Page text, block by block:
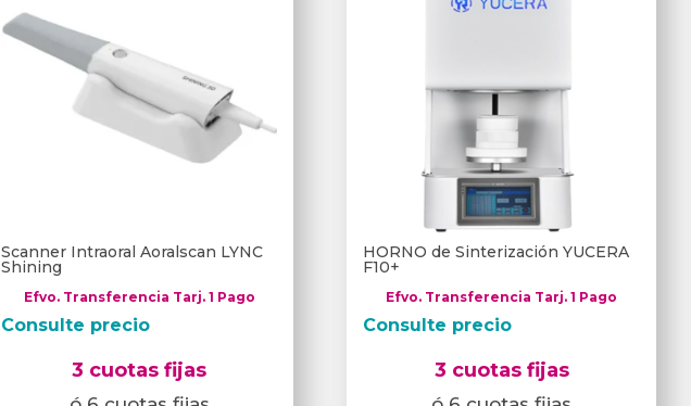
Scanner Intraoral Aoralscan LYNC
Shining
Efvo. Transferencia Tarj. 1 Pago
Consulte precio
3 cuotas fijas
HORNO de Sinterización YUCERA
F10+
Efvo. Transferencia Tarj. 1 Pago
Consulte precio
3 cuotas fijas